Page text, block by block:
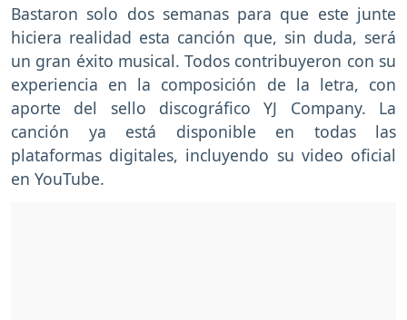
Bastaron solo dos semanas para que este junte
hiciera realidad esta canción que, sin duda, será
un gran éxito musical. Todos contribuyeron con su
experiencia en la composición de la letra, con
aporte del sello discográfico YJ Company. La
canción ya está disponible en todas las
plataformas digitales, incluyendo su video oficial
en YouTube.